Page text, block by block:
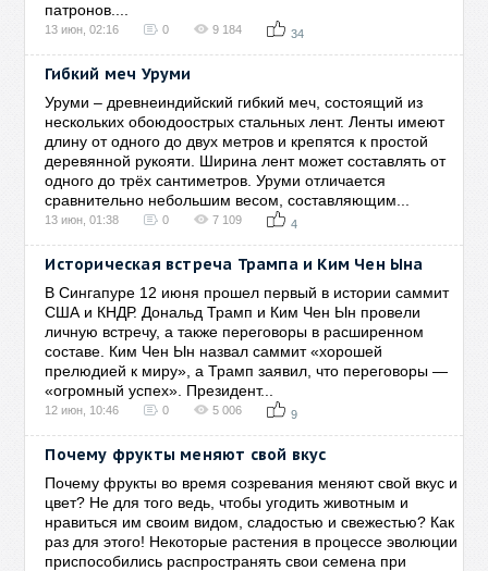
патронов....
13 июн, 02:16 0 9 184 34
Гибкий меч Уруми
Уруми – древнеиндийский гибкий меч, состоящий из
нескольких обоюдоострых стальных лент. Ленты имеют
длину от одного до двух метров и крепятся к простой
деревянной рукояти. Ширина лент может составлять от
одного до трёх сантиметров. Уруми отличается
сравнительно небольшим весом, составляющим...
13 июн, 01:38 0 7 109 4
Историческая встреча Трампа и Ким Чен Ына
В Сингапуре 12 июня прошел первый в истории саммит
США и КНДР. Дональд Трамп и Ким Чен Ын провели
личную встречу, а также переговоры в расширенном
составе. Ким Чен Ын назвал саммит «хорошей
прелюдией к миру», а Трамп заявил, что переговоры —
«огромный успех». Президент...
12 июн, 10:46 0 5 006 9
Почему фрукты меняют свой вкус
Почему фрукты во время созревания меняют свой вкус и
цвет? Не для того ведь, чтобы угодить животным и
нравиться им своим видом, сладостью и свежестью? Как
раз для этого! Некоторые растения в процессе эволюции
приспособились распространять свои семена при